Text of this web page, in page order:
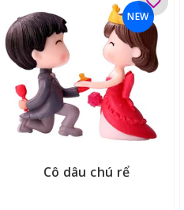
NEW
Cô dâu chú rể